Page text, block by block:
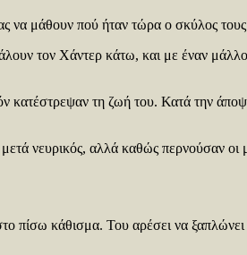
να μάθουν πού ήταν τώρα ο σκύλος
τον Χάντερ κάτω, και με έναν
κατέστρεψαν τη ζωή του. Κατά την
νευρικός, αλλά καθώς περνούσαν οι
πίσω κάθισμα. Του αρέσει να